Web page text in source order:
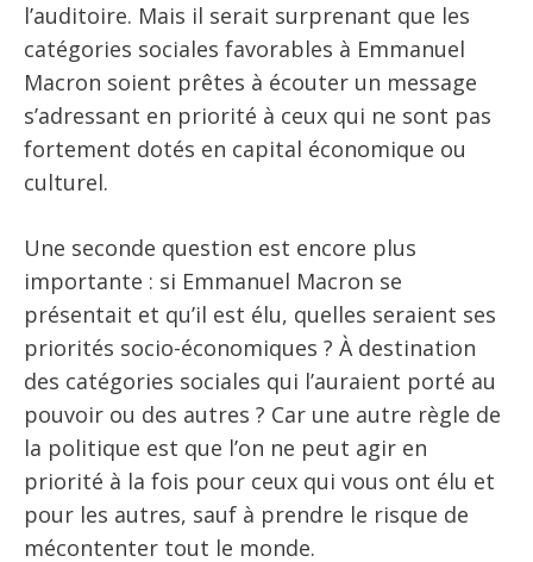
l’auditoire. Mais il serait surprenant que les
catégories sociales favorables à Emmanuel
Macron soient prêtes à écouter un message
s’adressant en priorité à ceux qui ne sont pas
fortement dotés en capital économique ou
culturel.
Une seconde question est encore plus
importante : si Emmanuel Macron se
présentait et qu’il est élu, quelles seraient ses
priorités socio-économiques ? À destination
des catégories sociales qui l’auraient porté au
pouvoir ou des autres ? Car une autre règle de
la politique est que l’on ne peut agir en
priorité à la fois pour ceux qui vous ont élu et
pour les autres, sauf à prendre le risque de
mécontenter tout le monde.